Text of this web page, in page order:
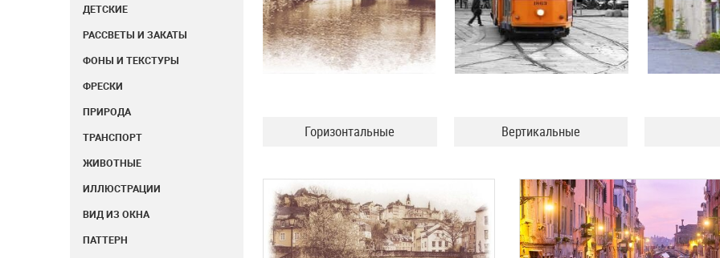
ДЕТСКИЕ
РАССВЕТЫ И ЗАКАТЫ
ФОНЫ И ТЕКСТУРЫ
ФРЕСКИ
ПРИРОДА
ТРАНСПОРТ
ЖИВОТНЫЕ
ИЛЛЮСТРАЦИИ
ВИД ИЗ ОКНА
ПАТТЕРН
Горизонтальные Вертикальные